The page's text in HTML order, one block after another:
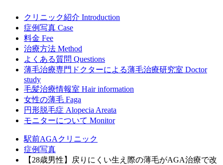
クリニック紹介 Introduction
症例写真 Case
料金 Fee
治療方法 Method
よくある質問 Questions
薄毛治療専門ドクターによる薄毛治療研究室 Doctor
study
毛髪治療情報室 Hair information
女性の薄毛 Faga
円形脱毛症 Alopecia Areata
モニターについて Monitor
駅前AGAクリニック
症例写真
【28歳男性】戻りにくい生え際の薄毛がAGA治療で改